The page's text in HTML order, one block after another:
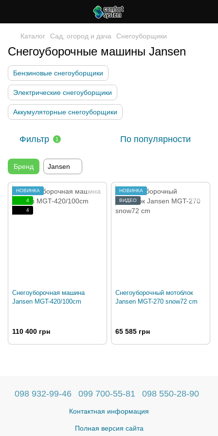
Каталог Сад, огород и дача Снегоуборщики
Снегоуборочные машины Jansen
Бензиновые снегоуборщики
Электрические снегоуборщики
Аккумуляторные снегоуборщики
Фильтр 1 По популярности
Бренд Jansen
НОВИНКА
4
4
Снегоуборочная машина
Jansen MGT-420/100cm
110 400 грн
НОВИНКА
ВИДЕО
Снегоуборочный мотоблок
Jansen MGT-270 snow72 cm
65 585 грн
098 932-99-46 099 700-55-81 098 550-28-90
Контактная информация
Полная версия сайта